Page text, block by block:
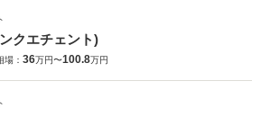
クエチェント)
場： 36万円〜100.8万円